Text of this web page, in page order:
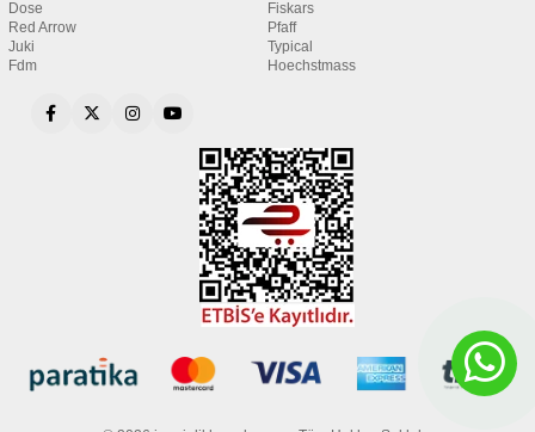
Dose
Red Arrow
Juki
Fdm
Fiskars
Pfaff
Typical
Hoechstmass